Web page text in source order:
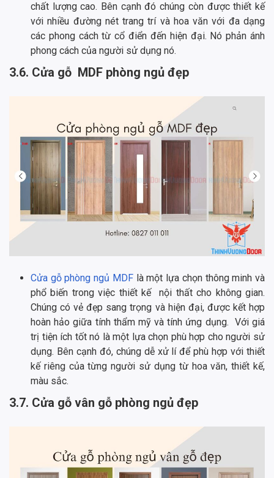
chất lượng cao. Bên cạnh đó chúng còn được thiết kế
với nhiều đường nét trang trí và hoa văn với đa dạng
các phong cách từ cổ điển đến hiện đại. Nó phản ánh
phong cách của người sử dụng nó.
3.6. Cửa gỗ MDF phòng ngủ đẹp
Cửa gỗ phòng ngủ MDFlà một lựa chọn thông minh và
phổ biến trong việc thiết kế nội thất cho không gian.
Chúng có vẻ đẹp sang trọng và hiện đại, được kết hợp
hoàn hảo giữa tính thẩm mỹ và tính ứng dụng. Với giá
trị tiện ích tốt nó là một lựa chọn phù hợp cho người sử
dụng. Bên cạnh đó, chúng dễ xử lí để phù hợp với thiết
kế riêng của từng người sử dụng từ hoa văn, thiết kế,
màu sắc.
3.7. Cửa gỗ vân gỗ phòng ngủ đẹp